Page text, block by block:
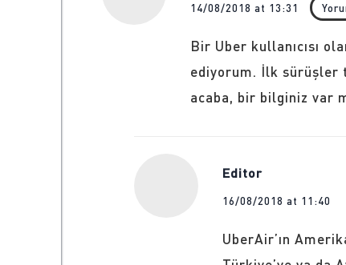
14/08/2018 at 13:31
Bir Uber kullanıcısı
ediyorum. İlk sürüşler
acaba, bir bilginiz var
Editor
16/08/2018 at 11:40
UberAir’ın